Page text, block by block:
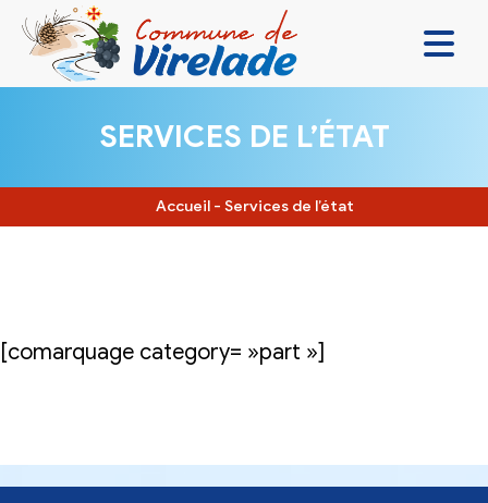
VIVRE ENSEMBLE
SE DIVERTIR
SERVICES DE L’ÉTAT
Accueil - Services de l’état
[comarquage category= »part »]